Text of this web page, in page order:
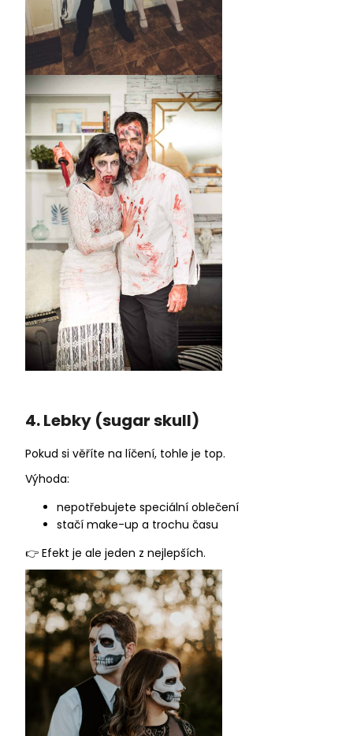
4. Lebky (sugar skull)
Pokud si věříte na líčení, tohle je top.
Výhoda:
nepotřebujete speciální oblečení
stačí make-up a trochu času
👉 Efekt je ale jeden z nejlepších.